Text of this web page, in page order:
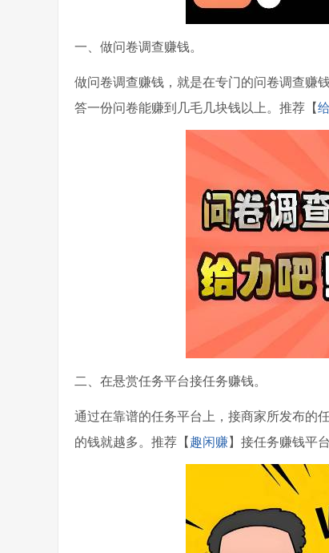
一、做问卷调查赚钱。
做问卷调查赚钱，就是在专门的问卷调查赚
答一份问卷能赚到几毛几块钱以上。推荐【
二、在悬赏任务平台接任务赚钱。
通过在靠谱的任务平台上，接商家所发布的
的钱就越多。推荐【趣闲赚】接任务赚钱平台